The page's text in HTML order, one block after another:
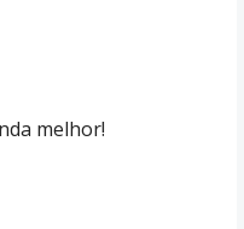
melhor!